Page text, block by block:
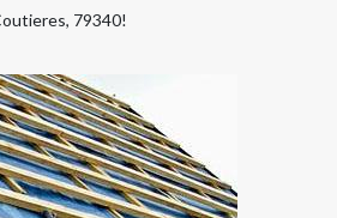
79340!